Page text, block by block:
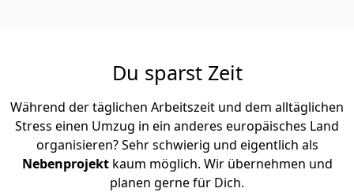
Du sparst Zeit
Während der täglichen Arbeitszeit und dem alltäglichen
Stress einen Umzug in ein anderes europäisches Land
organisieren? Sehr schwierig und eigentlich als
Nebenprojekt kaum möglich. Wir übernehmen und
planen gerne für Dich.